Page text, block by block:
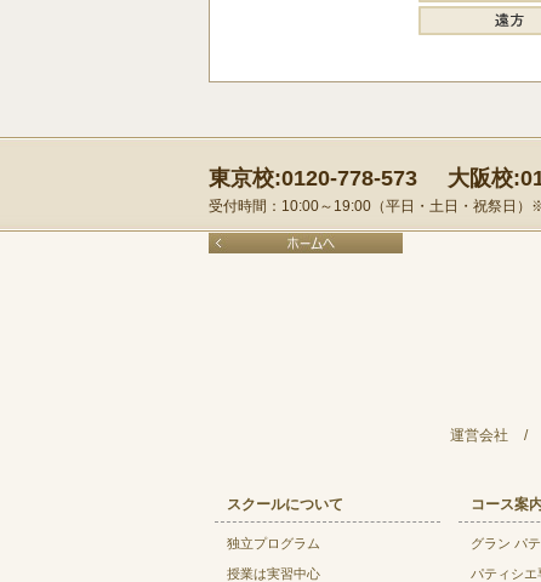
東京校:0120-778-573 大阪校
受付時間：10:00～19:00（平日・土日・祝祭日）
運営会社 /
スクールについて
独立プログラム
授業は実習中心
コース案
グラン パ
パティシエ